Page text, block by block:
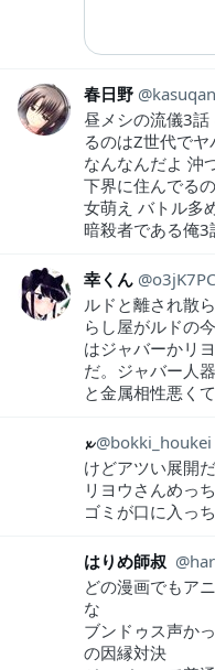
春日野
昼メシの流儀3
るのはZ世代で
なんなんだよ 沖
下界に住んでる
女萌え バトル多
暗殺者である俺3
幸くん
ルドと離され散
らし屋がルドの
はジャバーかリ
だ。ジャバー人
と金属相性悪く
𝔁 bokki_houkei
けどアツい展開
リヨウさんめっ
ゴミが口に入っ
はりめ師叔
どの漫画でもア
な
ブンドゥス声か
の因縁対決